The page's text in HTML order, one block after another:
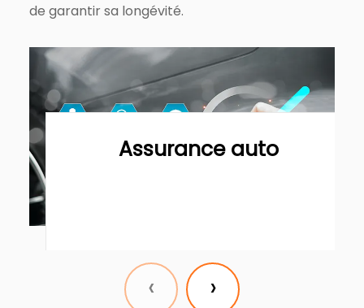
de garantir sa longévité.
Assurance auto
‹ ›